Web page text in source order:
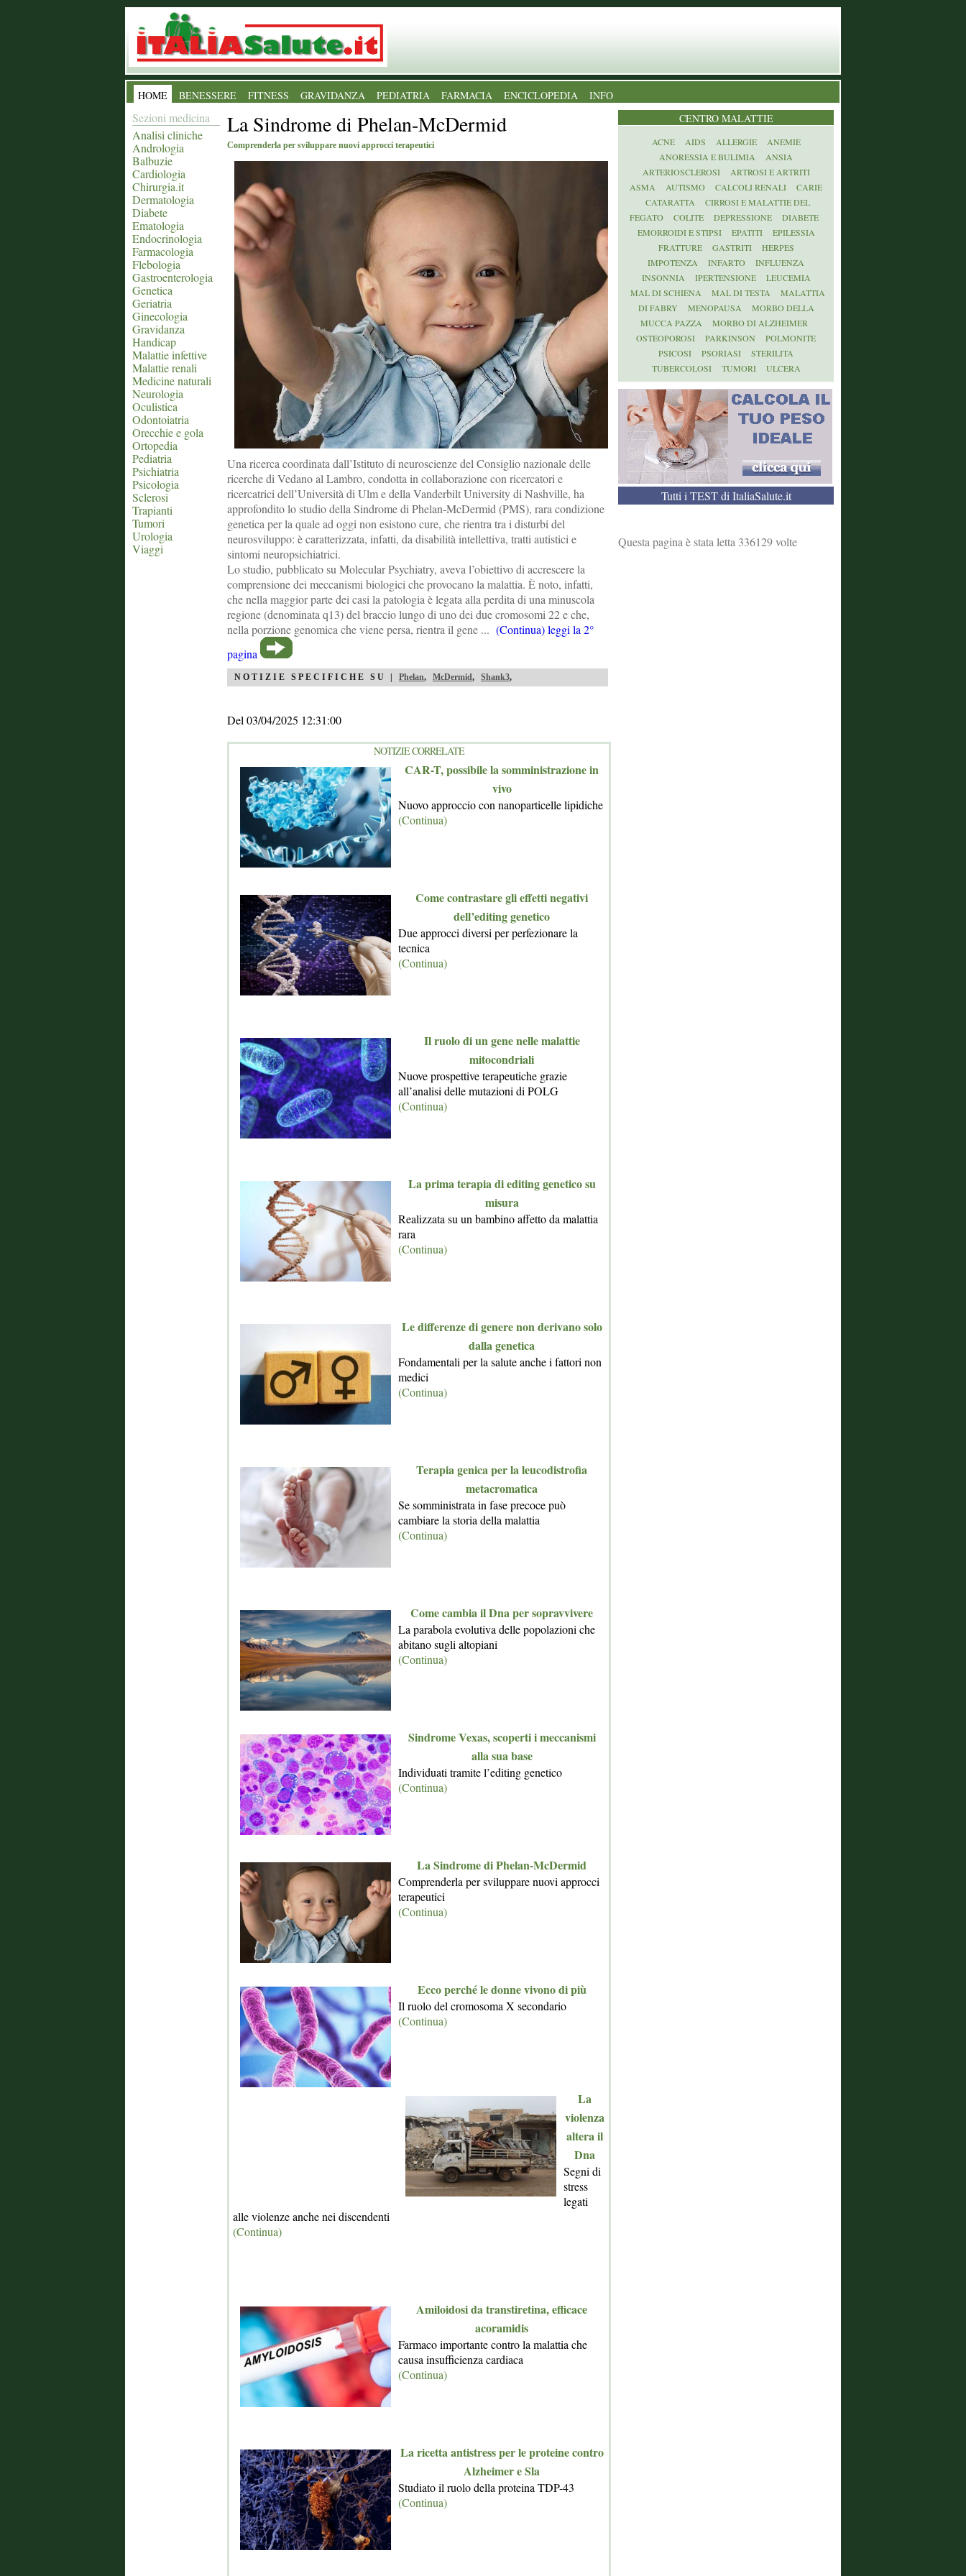
HOME BENESSERE FITNESS GRAVIDANZA PEDIATRIA FARMACIA ENCICLOPEDIA INFO
Sezioni medicina
Analisi cliniche
Andrologia
Balbuzie
Cardiologia
Chirurgia.it
Dermatologia
Diabete
Ematologia
Endocrinologia
Farmacologia
Flebologia
Gastroenterologia
Genetica
Geriatria
Ginecologia
Gravidanza
Handicap
Malattie infettive
Malattie renali
Medicine naturali
Neurologia
Oculistica
Odontoiatria
Orecchie e gola
Ortopedia
Pediatria
Psichiatria
Psicologia
Sclerosi
Trapianti
Tumori
Urologia
Viaggi
La Sindrome di Phelan-McDermid
Comprenderla per sviluppare nuovi approcci terapeutici
Una ricerca coordinata dall’Istituto di neuroscienze del Consiglio nazionale delle
ricerche di Vedano al Lambro, condotta in collaborazione con ricercatori e
ricercatrici dell’Università di Ulm e della Vanderbilt University di Nashville, ha
approfondito lo studio della Sindrome di Phelan-McDermid (PMS), rara condizione
genetica per la quale ad oggi non esistono cure, che rientra tra i disturbi del
neurosviluppo: è caratterizzata, infatti, da disabilità intellettiva, tratti autistici e
sintomi neuropsichiatrici.
Lo studio, pubblicato su Molecular Psychiatry, aveva l’obiettivo di accrescere la
comprensione dei meccanismi biologici che provocano la malattia. È noto, infatti,
che nella maggior parte dei casi la patologia è legata alla perdita di una minuscola
regione (denominata q13) del braccio lungo di uno dei due cromosomi 22 e che,
nella porzione genomica che viene persa, rientra il gene ... (Continua) leggi la 2°
pagina
NOTIZIE SPECIFICHE SU | Phelan, McDermid, Shank3,
Del 03/04/2025 12:31:00
NOTIZIE CORRELATE
CAR-T, possibile la somministrazione in
vivo
Nuovo approccio con nanoparticelle lipidiche
(Continua)
Come contrastare gli effetti negativi
dell’editing genetico
Due approcci diversi per perfezionare la
tecnica
(Continua)
Il ruolo di un gene nelle malattie
mitocondriali
Nuove prospettive terapeutiche grazie
all’analisi delle mutazioni di POLG
(Continua)
La prima terapia di editing genetico su
misura
Realizzata su un bambino affetto da malattia
rara
(Continua)
Le differenze di genere non derivano solo
dalla genetica
Fondamentali per la salute anche i fattori non
medici
(Continua)
Terapia genica per la leucodistrofia
metacromatica
Se somministrata in fase precoce può
cambiare la storia della malattia
(Continua)
Come cambia il Dna per sopravvivere
La parabola evolutiva delle popolazioni che
abitano sugli altopiani
(Continua)
Sindrome Vexas, scoperti i meccanismi
alla sua base
Individuati tramite l’editing genetico
(Continua)
La Sindrome di Phelan-McDermid
Comprenderla per sviluppare nuovi approcci
terapeutici
(Continua)
Ecco perché le donne vivono di più
Il ruolo del cromosoma X secondario
(Continua)
La
violenza
altera il
Dna
Segni di
stress
legati
alle violenze anche nei discendenti
(Continua)
Amiloidosi da transtiretina, efficace
acoramidis
Farmaco importante contro la malattia che
causa insufficienza cardiaca
(Continua)
La ricetta antistress per le proteine contro
Alzheimer e Sla
Studiato il ruolo della proteina TDP-43
(Continua)
CENTRO MALATTIE
ACNE AIDS ALLERGIE
ANEMIE
ANORESSIA E BULIMIA
ANSIA
ARTERIOSCLEROSI
ARTROSI E ARTRITI
ASMA
AUTISMO CALCOLI RENALI
CARIE
CATARATTA
CIRROSI E MALATTIE DEL
FEGATO
COLITE DEPRESSIONE
DIABETE
EMORROIDI E STIPSI
EPATITI
EPILESSIA
FRATTURE
GASTRITI
HERPES
IMPOTENZA
INFARTO
INFLUENZA
INSONNIA
IPERTENSIONE
LEUCEMIA
MAL DI SCHIENA
MAL DI TESTA
MALATTIA
DI FABRY
MENOPAUSA
MORBO DELLA
MUCCA PAZZA
MORBO DI ALZHEIMER
OSTEOPOROSI
PARKINSON
POLMONITE
PSICOSI
PSORIASI
STERILITA
TUBERCOLOSI
TUMORI ULCERA
Tutti i TEST di ItaliaSalute.it
Questa pagina è stata letta 336129 volte